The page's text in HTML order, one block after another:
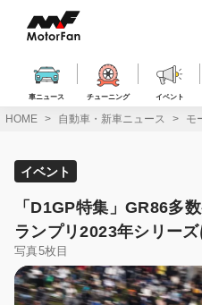
ス
車ニュース チューニング イベント
HOME 自動車・新車ニュース モ
イベント
「D1GP特集」GR86多
ランプリ2023年シリー
写真5枚目